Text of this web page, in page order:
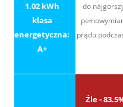
1.02 kWh
klasa
energetyczna:
A+
do
prądu
Źle -